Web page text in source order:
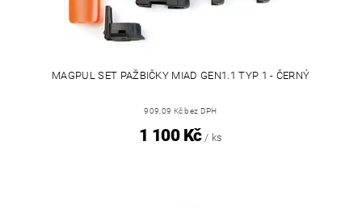
MAGPUL SET PAŽBIČKY MIAD GEN1.1 TYP 1 - ČERNÝ
909,09 Kč bez DPH
1 100 Kč / ks